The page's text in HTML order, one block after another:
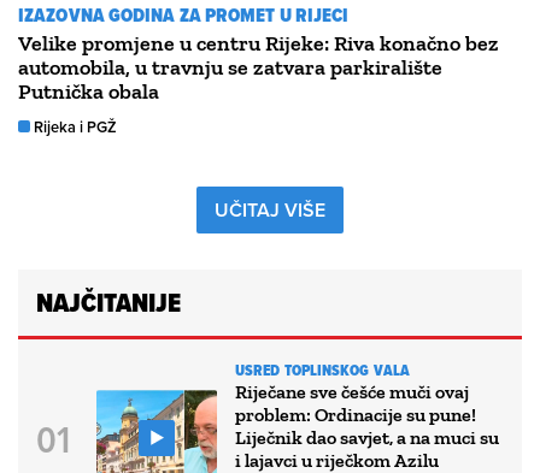
IZAZOVNA GODINA ZA PROMET U RIJECI
Velike promjene u centru Rijeke: Riva konačno bez
automobila, u travnju se zatvara parkiralište
Putnička obala
Rijeka i PGŽ
UČITAJ VIŠE
NAJČITANIJE
USRED TOPLINSKOG VALA
Riječane sve češće muči ovaj
problem: Ordinacije su pune!
Liječnik dao savjet, a na muci su
i lajavci u riječkom Azilu